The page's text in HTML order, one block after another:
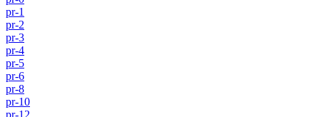
pr-1
pr-2
pr-3
pr-4
pr-5
pr-6
pr-8
pr-10
pr-12